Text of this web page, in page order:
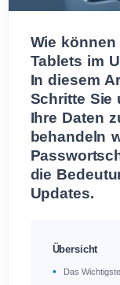
Wie
Tablets im
In diesem
Schritte Sie
Ihre Daten
behandeln
die
Updates.
Übersicht
Das